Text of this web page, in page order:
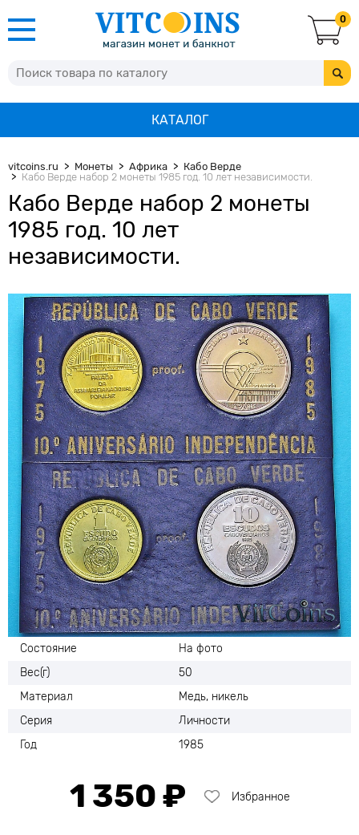
0
КАТАЛОГ
vitcoins.ru Монеты Африка
Кабо Верде
Кабо Верде набор 2 монеты 1985 год. 10 лет независимости.
Кабо Верде набор 2 монеты
1985 год. 10 лет
независимости.
Состояние
На фото
Вес(г)
50
Материал
Медь, никель
Серия
Личности
Год
1985
1 350 ₽ Избранное